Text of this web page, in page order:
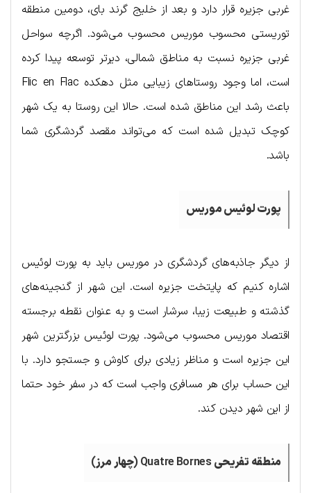
غربی جزیره قرار دارد و بعد از خلیج گرند بای، دومین منطقه
توریستی محسوب موریس محسوب می‌شود. اگرچه سواحل
غربی جزیره نسبت به مناطق شمالی، دیرتر توسعه پیدا کرده
است، اما وجود روستاهای زیبایی مثل دهکده Flic en Flac
باعث رشد این مناطق شده است. حالا این روستا به یک شهر
کوچک تبدیل شده است که می‌تواند مقصد گردشگری شما
باشد.
پورتلوئیسموریس
از دیگر جاذبه‌های گردشگری در موریس باید به پورت لوئیس
اشاره کنیم که پایتخت جزیره است. این شهر از گنجینه‌های
گذشته و طبیعت زیبا، سرشار است و به عنوان نقطه برجسته
اقتصاد موریس محسوب می‌شود. پورت لوئیس بزرگترین شهر
این جزیره است و مناظر زیادی برای کاوش و جستجو دارد. با
این حساب برای هر مسافری واجب است که در سفر خود حتما
از این شهر دیدن کند.
منطقه تفریحی چهارمرز)